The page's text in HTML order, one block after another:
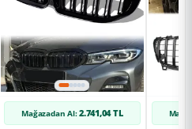
Mağazadan Al: 2.741,04 TL